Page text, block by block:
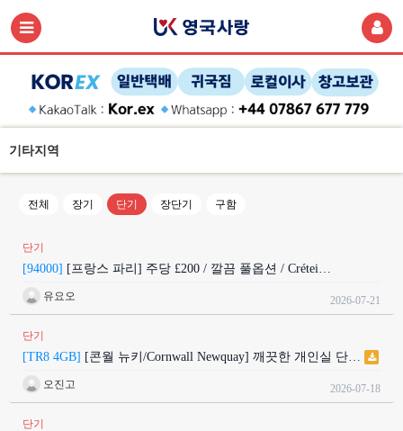
기타지역
전체 장기 단기 장단기 구함
단기
[94000] [프랑스 파리] 주당 £200 / 깔끔 풀옵션 / Crétei…
유요오 2026-07-21
단기
[TR8 4GB] [콘월 뉴키/Cornwall Newquay] 깨끗한 개인실 단…
오진고 2026-07-18
단기